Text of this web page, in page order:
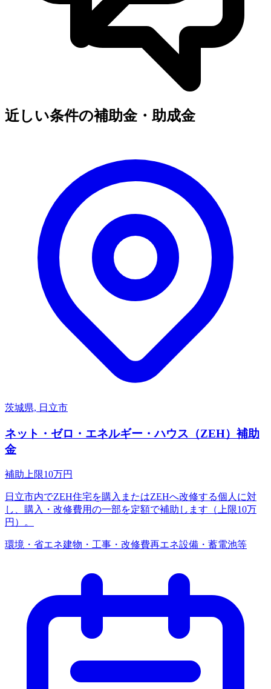
近しい条件の補助金・助成金
茨城県, 日立市
ネット・ゼロ・エネルギー・ハウス（ZEH）補助
金
補助上限10万円
日立市内でZEH住宅を購入またはZEHへ改修する個人に対
し、購入・改修費用の一部を定額で補助します（上限10万
円）。
環境・省エネ建物・工事・改修費再エネ設備・蓄電池等